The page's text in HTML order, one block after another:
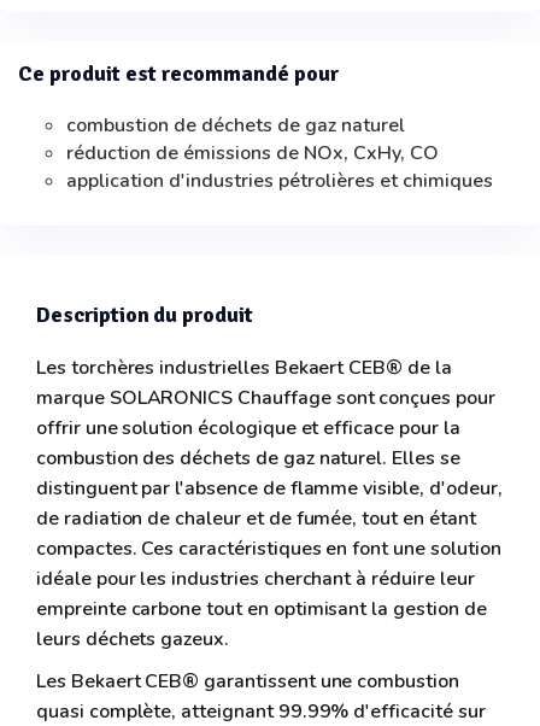
Ce produit est recommandé pour
combustion de déchets de gaz naturel
réduction de émissions de NOx, CxHy, CO
application d'industries pétrolières et chimiques
Description du produit
Les torchères industrielles Bekaert CEB® de la
marque SOLARONICS Chauffage sont conçues pour
offrir une solution écologique et efficace pour la
combustion des déchets de gaz naturel. Elles se
distinguent par l'absence de flamme visible, d'odeur,
de radiation de chaleur et de fumée, tout en étant
compactes. Ces caractéristiques en font une solution
idéale pour les industries cherchant à réduire leur
empreinte carbone tout en optimisant la gestion de
leurs déchets gazeux.
Les Bekaert CEB® garantissent une combustion
quasi complète, atteignant 99.99% d'efficacité sur